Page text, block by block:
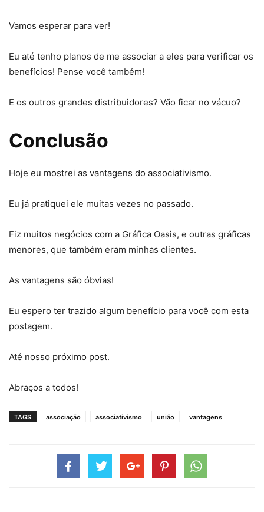
Vamos esperar para ver!
Eu até tenho planos de me associar a eles para verificar os
benefícios! Pense você também!
E os outros grandes distribuidores? Vão ficar no vácuo?
Conclusão
Hoje eu mostrei as vantagens do associativismo.
Eu já pratiquei ele muitas vezes no passado.
Fiz muitos negócios com a Gráfica Oasis, e outras gráficas
menores, que também eram minhas clientes.
As vantagens são óbvias!
Eu espero ter trazido algum benefício para você com esta
postagem.
Até nosso próximo post.
Abraços a todos!
TAGS associação associativismo união vantagens